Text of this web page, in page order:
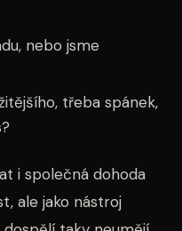
nebo jsme
třeba spánek,
i společná dohoda
ale jako nástroj